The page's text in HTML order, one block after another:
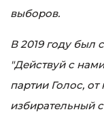
выборов.
В 2019 году был
"Действуй с
партии Голос,
избирательный